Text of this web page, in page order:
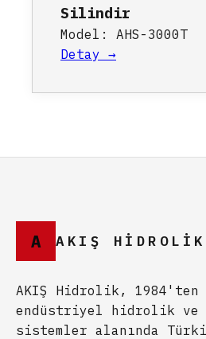
Silindir
Model: AHS-3000T
Detay →
A AKIŞ HİDROLİK
AKIŞ Hidrolik, 1984'ten
endüstriyel hidrolik ve
sistemler alanında